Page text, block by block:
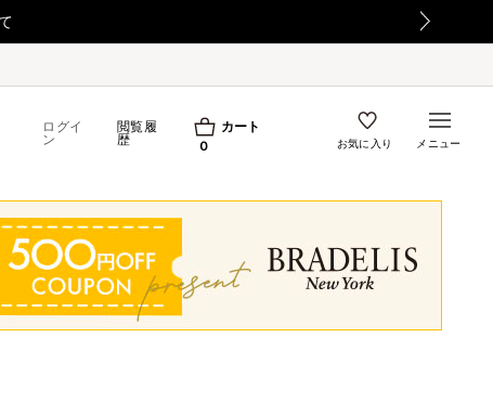
ログイ
ン
閲覧履
歴
カート
0
お気に入り メニュー